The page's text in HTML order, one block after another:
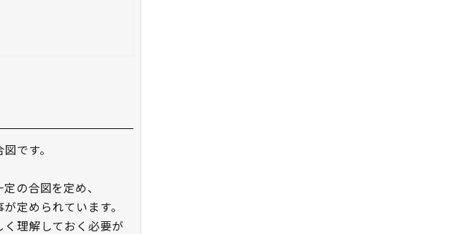
です。
の合図を定め、
定められています。
理解しておく必要が